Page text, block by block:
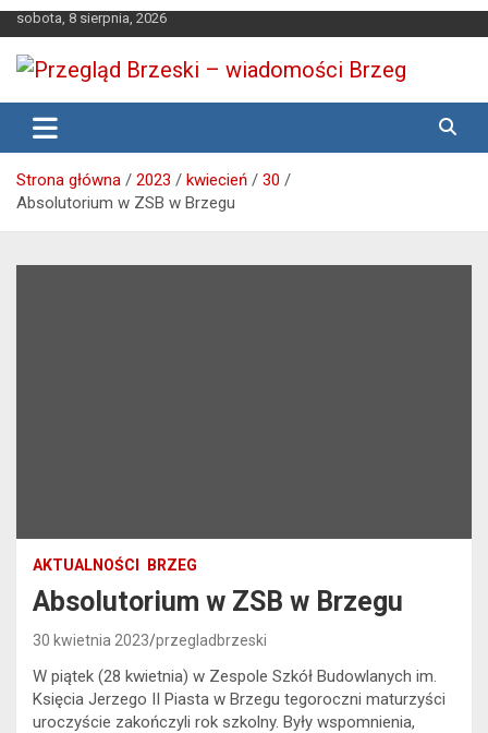
Skip
to
content
sobota, 8 sierpnia, 2026
Przegląd Brzeski – wiadomości
Brzeg
Brzeg24
Strona główna 2023 kwiecień
30
Absolutorium w ZSB w Brzegu
AKTUALNOŚCI BRZEG
Absolutorium w ZSB w Brzegu
30 kwietnia 2023 przegladbrzeski
W piątek (28 kwietnia) w Zespole Szkół Budowlanych im.
Księcia Jerzego II Piasta w Brzegu tegoroczni maturzyści
uroczyście zakończyli rok szkolny. Były wspomnienia,